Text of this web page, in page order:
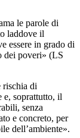
le parole di
laddove il
essere in grado di
dei poveri» (LS
rischia di
e, soprattutto, il
senza
e concreto, per
dell’ambiente».